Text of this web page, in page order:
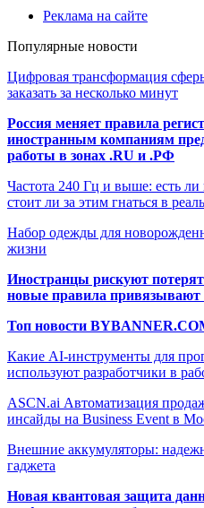
Реклама на сайте
Популярные новости
Цифровая трансформация
заказать за несколько минут
Россия меняет правила
иностранным компаниям
работы в зонах .RU и .РФ
Частота 240 Гц и выше: есть ли
стоит ли за этим гнаться в
Набор одежды для
жизни
Иностранцы рискуют
новые правила привязывают
Топ новости
Какие AI-инструменты для
используют разработчики в
ASCN.ai Автоматизация
инсайды на Business Event в
Внешние аккумуляторы:
гаджета
Новая квантовая защита